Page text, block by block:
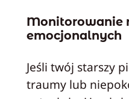
Monitorowanie
emocjonalnych
Jeśli twój starszy
traumy lub